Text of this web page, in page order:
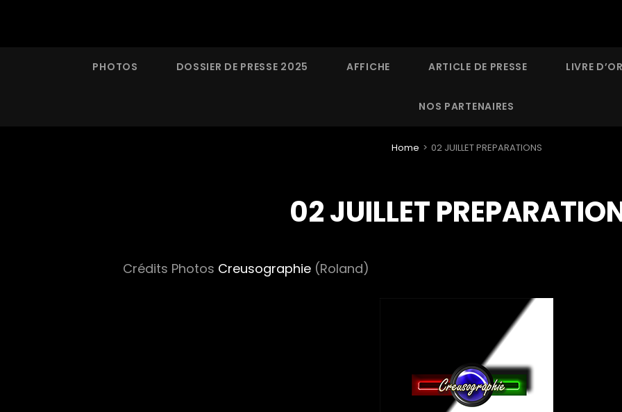
PHOTOS DOSSIER DE PRESSE 2025 AFFICHE ARTICLE DE PRESSE LIVRE
NOS PARTENAIRES
Home > 02 JUILLET PREPARATIONS
02 JUILLET
Crédits Photos Creusographie (Roland)